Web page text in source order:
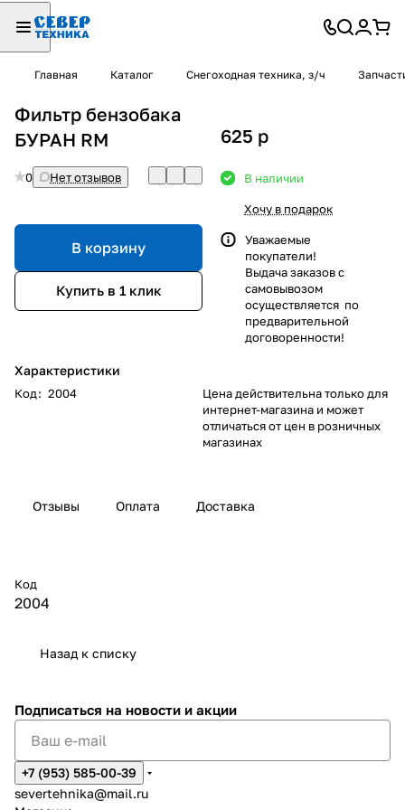
Главная Каталог Снегоходная техника, з/ч
Фильтр бензобака
БУРАН RM
0 Нет отзывов
В корзину
Купить в 1 клик
Характеристики
Код: 2004
625 p
В наличии
Хочу в подарок
Уважаемые
покупатели!
Выдача заказов с
самовывозом
осуществляется по
предварительной
договоренности!
Цена действительна только для
интернет-магазина и может
отличаться от цен в розничных
магазинах
Отзывы Оплата Доставка
Код
2004
Назад к списку
Подписаться на новости и акции
+7 (953) 585-00-39
severtehnika@mail.ru